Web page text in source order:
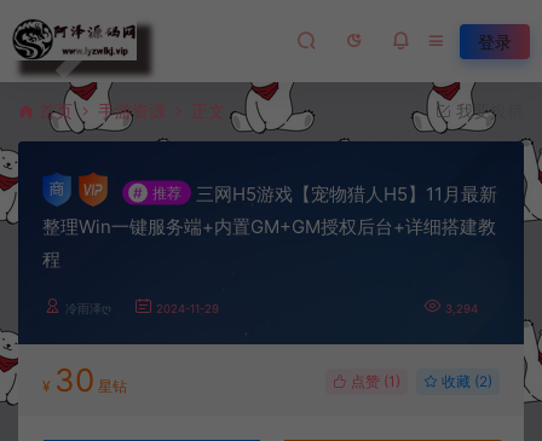
登录
首页 手游资源 正文 我要投稿
# 推荐
三网H5游戏【宠物猎人H5】11月最新
整理Win一键服务端+内置GM+GM授权后台+详细搭建教
程
冷雨泽ღ 2024-11-29 3,294
¥ 30 星钻 点赞 (1 ) 收藏 (2)